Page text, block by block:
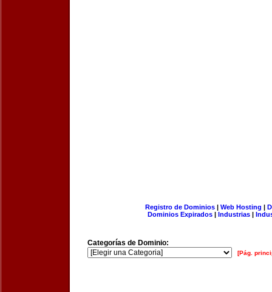
Registro de Dominios| Web Hosting |
Dominios Expirados | Industrias |
Categorías de Dominio:
[Pág.